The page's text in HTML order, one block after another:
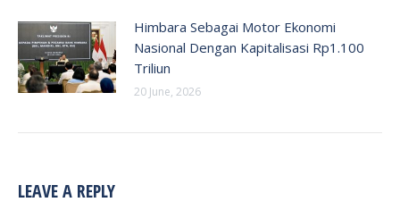
Himbara Sebagai Motor Ekonomi
Nasional Dengan Kapitalisasi Rp1.100
Triliun
20 June, 2026
LEAVE A REPLY